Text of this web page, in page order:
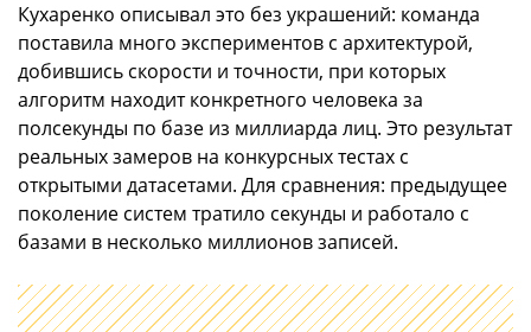
Кухаренко описывал это без украшений: команда
поставила много экспериментов с архитектурой,
добившись скорости и точности, при которых
алгоритм находит конкретного человека за
полсекунды по базе из миллиарда лиц. Это результат
реальных замеров на конкурсных тестах с
открытыми датасетами. Для сравнения: предыдущее
поколение систем тратило секунды и работало с
базами в несколько миллионов записей.